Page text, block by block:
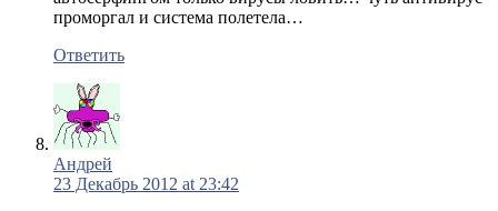
проморгал и система полетела…
Ответить
Андрей
23 Декабрь 2012 at 23:42